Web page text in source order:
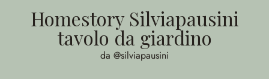
Homestory Silviapausini
tavolo da giardino
da @silviapausini